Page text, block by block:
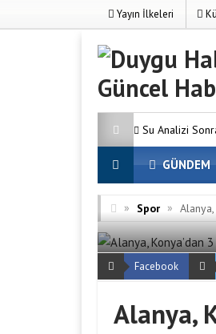
Yayın İlkeleri
Su Analizi
SEO’nun
Firmaları
ve Hasarsız
GÜNDEM
» Spor » Alanya,
Facebook
Alanya,